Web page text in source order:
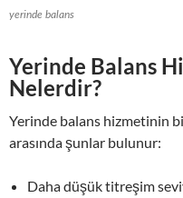
yerinde balans
Yerinde Balans
Nelerdir?
Yerinde balans hizmetinin
arasında şunlar bulunur:
Daha düşük titreşim